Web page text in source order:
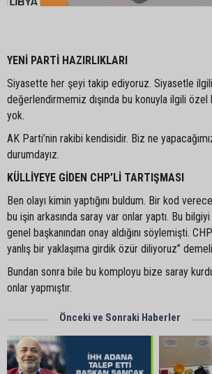
YENİ PARTİ HAZIRLIKLARI
Siyasette her şeyi takip ediyoruz. Siyasetle
değerlendirmemiz dışında bu konuyla ilgili
yok.
AK Parti’nin rakibi kendisidir. Biz ne
durumdayız.
KÜLLİYEYE GİDEN CHP’Lİ TARTIŞMASI
Ben olayı kimin yaptığını buldum. Bir kod
bu işin arkasında saray var onlar yaptı. Bu
genel başkanından onay aldığını söylemişti.
yanlış bir yaklaşıma girdik özür diliyoruz”
Bundan sonra bile bu komployu bize saray
onlar yapmıştır.
Önceki ve Sonraki Haberler